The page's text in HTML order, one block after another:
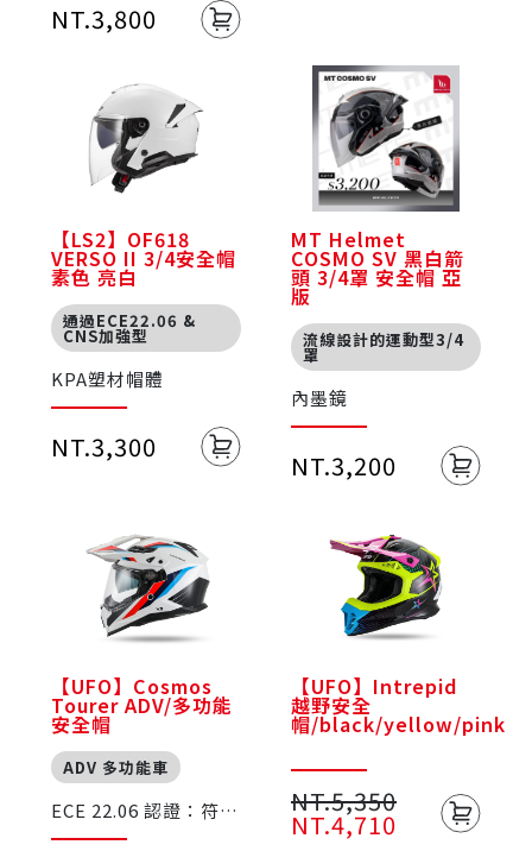
NT.3,800
【LS2】OF618
VERSO II 3/4安全帽
素色 亮白
通過ECE22.06 &
CNS加強型
KPA塑材帽體
NT.3,300
MT Helmet
COSMO SV 黑白箭
頭 3/4罩 安全帽 亞
版
流線設計的運動型3/4
罩
內墨鏡
NT.3,200
【UFO】Cosmos
Tourer ADV/多功能
安全帽
ADV 多功能車
ECE 22.06 認證：符合
【UFO】Intrepid
越野安全
帽/black/yellow/pink
NT.5,350
NT.4,710